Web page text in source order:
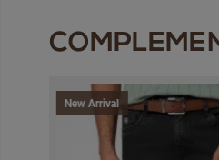
New Arrival